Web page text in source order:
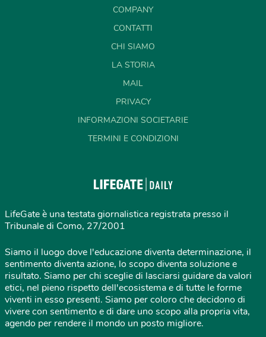
COMPANY
CONTATTI
CHI SIAMO
LA STORIA
MAIL
PRIVACY
INFORMAZIONI SOCIETARIE
TERMINI E CONDIZIONI
LifeGate è una testata giornalistica registrata presso il
Tribunale di Como, 27/2001
Siamo il luogo dove l'educazione diventa determinazione, il
sentimento diventa azione, lo scopo diventa soluzione e
risultato. Siamo per chi sceglie di lasciarsi guidare da valori
etici, nel pieno rispetto dell'ecosistema e di tutte le forme
viventi in esso presenti. Siamo per coloro che decidono di
vivere con sentimento e di dare uno scopo alla propria vita,
agendo per rendere il mondo un posto migliore.